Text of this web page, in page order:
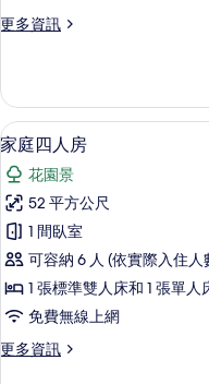
的
相
片
更多資訊
更
客
房
(Triple
Use)
的
詳
情
顯
示
家
庭
四
人
房
的
所
7
家庭四人房
花園景
52 平方公尺
1 間臥室
可容納 6 人 (依實際入住人
1 張標準雙人床和 1 張單人
免費無線上網
更多資訊
更